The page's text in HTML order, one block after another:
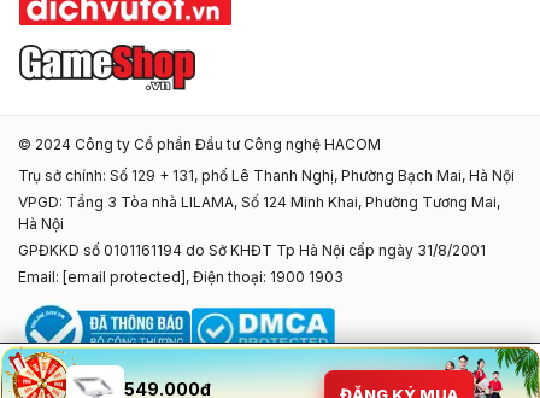
549.000đ ĐĂNG KÝ MUA
© 2024 Công ty Cổ phần Đầu tư Công nghệ HACOM
Trụ sở chính: Số 129 + 131, phố Lê Thanh Nghị, Phường Bạch Mai, Hà Nội
VPGD: Tầng 3 Tòa nhà LILAMA, Số 124 Minh Khai, Phường Tương Mai,
Hà Nội
GPĐKKD số 0101161194 do Sở KHĐT Tp Hà Nội cấp ngày 31/8/2001
Email: [email protected] , Điện thoại: 1900 1903